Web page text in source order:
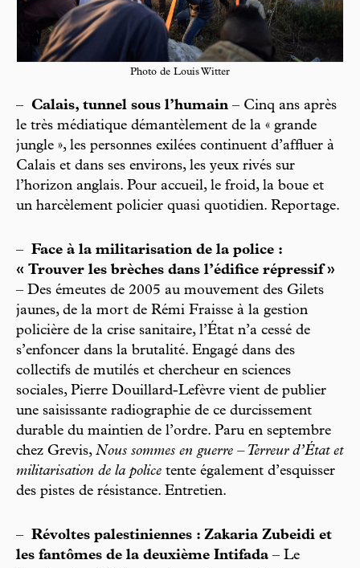
Photo de Louis Witter
– Calais, tunnel sous l’humain – Cinq ans après
le très médiatique démantèlement de la « grande
jungle », les personnes exilées continuent d’affluer à
Calais et dans ses environs, les yeux rivés sur
l’horizon anglais. Pour accueil, le froid, la boue et
un harcèlement policier quasi quotidien. Reportage.
– Face à la militarisation de la police :
« Trouver les brèches dans l’édifice répressif »
– Des émeutes de 2005 au mouvement des Gilets
jaunes, de la mort de Rémi Fraisse à la gestion
policière de la crise sanitaire, l’État n’a cessé de
s’enfoncer dans la brutalité. Engagé dans des
collectifs de mutilés et chercheur en sciences
sociales, Pierre Douillard-Lefèvre vient de publier
une saisissante radiographie de ce durcissement
durable du maintien de l’ordre. Paru en septembre
chez Grevis, Nous sommes en guerre – Terreur d’État et
militarisation de la police tente également d’esquisser
des pistes de résistance. Entretien.
– Révoltes palestiniennes : Zakaria Zubeidi et
les fantômes de la deuxième Intifada – Le